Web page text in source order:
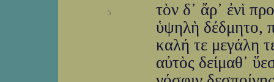
5
τὸν δ᾽ ἄρ᾽ ἐνὶ
ὑψηλὴ δέδμητο,
καλή τε μεγάλη
αὐτὸς δείμαθ᾽